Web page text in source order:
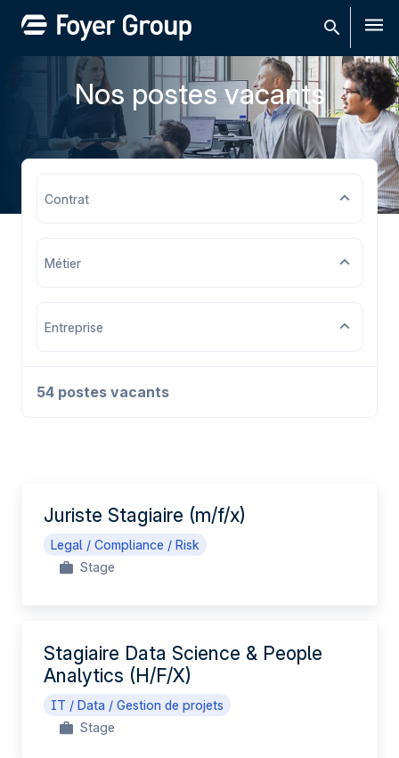
Nos postes vacants
Contrat
Métier
Entreprise
54 postes vacants
Juriste Stagiaire (m/f/x)
Legal / Compliance / Risk
Stage
Stagiaire Data Science & People
Analytics (H/F/X)
IT / Data / Gestion de projets
Stage